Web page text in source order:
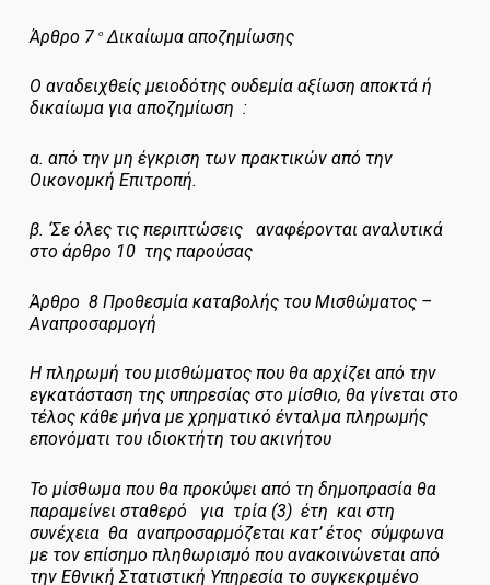
Άρθρο 7 οΔικαίωμα αποζημίωσης
Ο αναδειχθείς μειοδότης ουδεμία αξίωση αποκτά ή
δικαίωμα για αποζημίωση :
α. από την μη έγκριση των πρακτικών από την
Οικονομκή Επιτροπή.
β. ‘Σε όλες τις περιπτώσεις αναφέρονται αναλυτικά
στο άρθρο 10 της παρούσας
Άρθρο 8 Προθεσμία καταβολής του Μισθώματος –
Αναπροσαρμογή
Η πληρωμή του μισθώματος που θα αρχίζει από την
εγκατάσταση της υπηρεσίας στο μίσθιο, θα γίνεται στο
τέλος κάθε μήνα με χρηματικό ένταλμα πληρωμής
επονόματι του ιδιοκτήτη του ακινήτου
Το μίσθωμα που θα προκύψει από τη δημοπρασία θα
παραμείνει σταθερό για τρία (3) έτη και στη
συνέχεια θα αναπροσαρμόζεται κατ’ έτος σύμφωνα
με τον επίσημο πληθωρισμό που ανακοινώνεται από
την Εθνική Στατιστική Υπηρεσία το συγκεκριμένο